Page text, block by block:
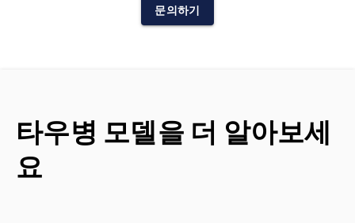
문의하기
타우병 모델을 더 알아보세
요